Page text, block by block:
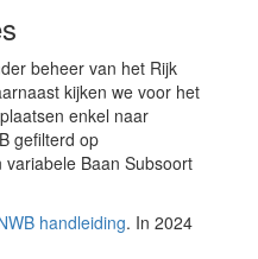
beheer van het Rijk
kijken we voor het
enkel naar
gefilterd op
Baan Subsoort
handleiding. In 2024